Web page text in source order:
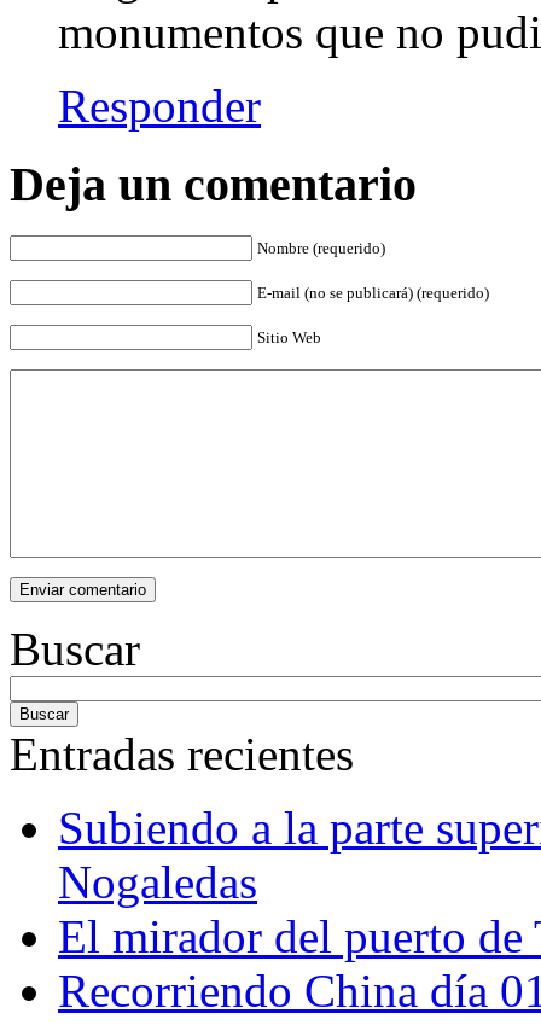
monumentos que no
Responder
Deja un comentario
Nombre (requerido)
E-mail (no se publicará) (requerido)
Sitio Web
Buscar
Entradas recientes
Subiendo a la parte
Nogaledas
El mirador del puerto de
Recorriendo China día